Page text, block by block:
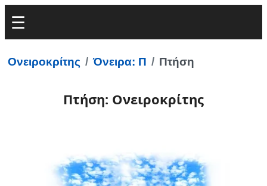
Ονειροκρίτης Όνειρα: Π Πτήση
Πτήση: Ονειροκρίτης